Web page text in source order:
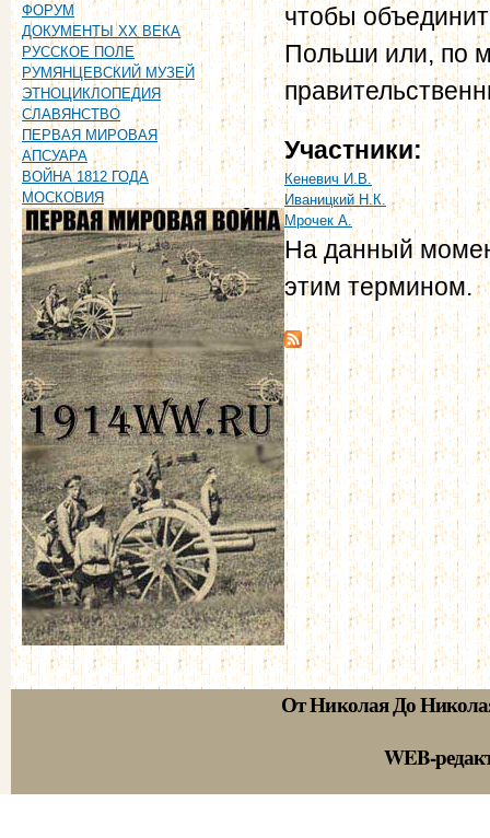
ФОРУМ
ДОКУМЕНТЫ XX ВЕКА
РУССКОЕ ПОЛЕ
РУМЯНЦЕВСКИЙ МУЗЕЙ
ЭТНОЦИКЛОПЕДИЯ
СЛАВЯНСТВО
ПЕРВАЯ МИРОВАЯ
АПСУАРА
ВОЙНА 1812 ГОДА
МОСКОВИЯ
чтобы
Польши или, по
Участники:
Кеневич И.В.
Иваницкий Н.К.
Мрочек А.
На данный
этим термином.
От Николая До
WEB-